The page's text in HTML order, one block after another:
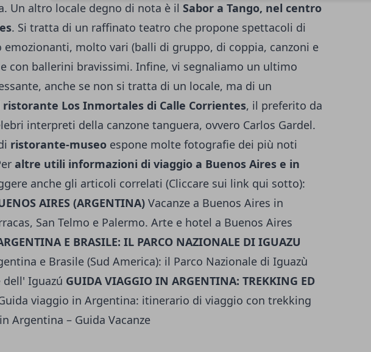
Un altro locale degno di nota è il Sabor a Tango, nel centro
. Si tratta di un raffinato teatro che propone spettacoli di
emozionanti, molto vari (balli di gruppo, di coppia, canzoni e
con ballerini bravissimi. Infine, vi segnaliamo un ultimo
anche se non si tratta di un locale, ma di un
ristorante Los Inmortales di Calle Corrientes, il preferito da
interpreti della canzone tanguera, ovvero Carlos Gardel.
ristorante-museo espone molte fotografie dei più noti
altre utili informazioni di viaggio a Buenos Aires e in
anche gli articoli correlati (Cliccare sui link qui sotto):
AIRES (ARGENTINA) Vacanze a Buenos Aires in
San Telmo e Palermo. Arte e hotel a Buenos Aires
E BRASILE: IL PARCO NAZIONALE DI IGUAZU
e Brasile (Sud America): il Parco Nazionale di Iguazù
dell' Iguazú GUIDA VIAGGIO IN ARGENTINA: TREKKING ED
viaggio in Argentina: itinerario di viaggio con trekking
Argentina – Guida Vacanze